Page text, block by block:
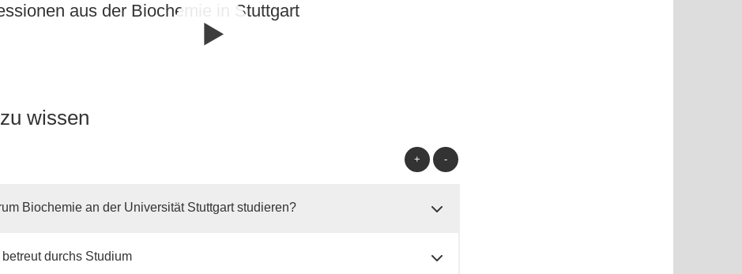
aus der Biochemie in Stuttgart
wissen
+ -
Biochemie an der Universität Stuttgart studieren?
betreut durchs Studium